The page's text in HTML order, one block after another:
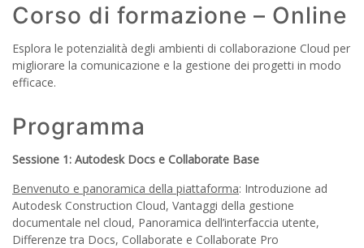
Corso di formazione – Online
Esplora le potenzialità degli ambienti di collaborazione Cloud per
migliorare la comunicazione e la gestione dei progetti in modo
efficace.
Programma
Sessione 1: Autodesk Docs e Collaborate Base
Benvenuto e panoramica della piattaforma: Introduzione ad
Autodesk Construction Cloud, Vantaggi della gestione
documentale nel cloud, Panoramica dell’interfaccia utente,
Differenze tra Docs, Collaborate e Collaborate Pro